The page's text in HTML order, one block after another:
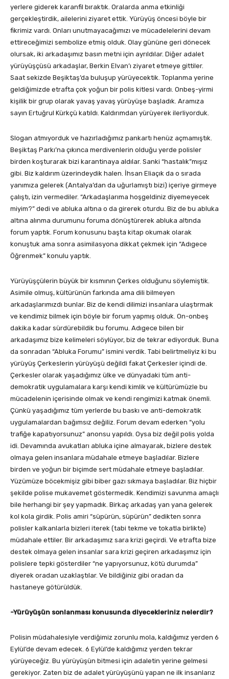
yerlere giderek karanfil bıraktık. Oralarda anma etkinliği
gerçekleştirdik, ailelerini ziyaret ettik. Yürüyüş öncesi böyle bir
fikrimiz vardı. Onları unutmayacağımızı ve mücadelelerini devam
ettireceğimizi sembolize etmiş olduk. Olay gününe geri dönecek
olursak, iki arkadaşımız basın metni için ayrıldılar. Diğer adalet
yürüyüşçüsü arkadaşlar, Berkin Elvan’ı ziyaret etmeye gittiler.
Saat sekizde Beşiktaş’da buluşup yürüyecektik. Toplanma yerine
geldiğimizde etrafta çok yoğun bir polis kitlesi vardı. Onbeş-yirmi
kişilik bir grup olarak yavaş yavaş yürüyüşe başladık. Aramıza
sayın Ertuğrul Kürkçü katıldı. Kaldırımdan yürüyerek ilerliyorduk.
Slogan atmıyorduk ve hazırladığımız pankartı henüz açmamıştık.
Beşiktaş Parkı’na çıkınca merdivenlerin olduğu yerde polisler
birden koşturarak bizi karantinaya aldılar. Sanki “hastalık”mışız
gibi. Biz kaldırım üzerindeydik halen. İhsan Eliaçık da o sırada
yanımıza gelerek (Antalya’dan da uğurlamıştı bizi) içeriye girmeye
çalıştı, izin vermediler. “Arkadaşlarıma hoşgeldiniz diyemeyecek
miyim?” dedi ve abluka altına o da girerek oturdu. Biz de bu abluka
altına alınma durumunu foruma dönüştürerek abluka altında
forum yaptık. Forum konusunu başta kitap okumak olarak
konuştuk ama sonra asimilasyona dikkat çekmek için “Adıgece
Öğrenmek” konulu yaptık.
Yürüyüşçülerin büyük bir kısmının Çerkes olduğunu söylemiştik.
Asimile olmuş, kültürünün farkında ama dili bilmeyen
arkadaşlarımızdı bunlar. Biz de kendi dilimizi insanlara ulaştırmak
ve kendimiz bilmek için böyle bir forum yapmış olduk. On-onbeş
dakika kadar sürdürebildik bu forumu. Adıgece bilen bir
arkadaşımız bize kelimeleri söylüyor, biz de tekrar ediyorduk. Buna
da sonradan “Abluka Forumu” ismini verdik. Tabi belirtmeliyiz ki bu
yürüyüş Çerkeslerin yürüyüşü değildi fakat Çerkesler içindi de.
Çerkesler olarak yaşadığımız ülke ve dünyadaki tüm anti-
demokratik uygulamalara karşı kendi kimlik ve kültürümüzle bu
mücadelenin içerisinde olmak ve kendi rengimizi katmak önemli.
Çünkü yaşadığımız tüm yerlerde bu baskı ve anti-demokratik
uygulamalardan bağımsız değiliz. Forum devam ederken “yolu
trafiğe kapatıyorsunuz” anonsu yapıldı. Oysa biz değil polis yolda
idi. Devamında avukatları abluka içine almayarak, bizlere destek
olmaya gelen insanlara müdahale etmeye başladılar. Bizlere
birden ve yoğun bir biçimde sert müdahale etmeye başladılar.
Yüzümüze böcekmişiz gibi biber gazı sıkmaya başladılar. Biz hiçbir
şekilde polise mukavemet göstermedik. Kendimizi savunma amaçlı
bile herhangi bir şey yapmadık. Birkaç arkadaş yan yana gelerek
kol kola girdik. Polis amiri “süpürün, süpürün” dedikten sonra
polisler kalkanlarla bizleri iterek (tabi tekme ve tokatla birlikte)
müdahale ettiler. Bir arkadaşımız sara krizi geçirdi. Ve etrafta bize
destek olmaya gelen insanlar sara krizi geçiren arkadaşımız için
polislere tepki gösterdiler “ne yapıyorsunuz, kötü durumda”
diyerek oradan uzaklaştılar. Ve bildiğiniz gibi oradan da
hastaneye götürüldük.
-Yürüyüşün sonlanması konusunda diyecekleriniz nelerdir?
Polisin müdahalesiyle verdiğimiz zorunlu mola, kaldığımız yerden 6
Eylül’de devam edecek. 6 Eylül’de kaldığımız yerden tekrar
yürüyeceğiz. Bu yürüyüşün bitmesi için adaletin yerine gelmesi
gerekiyor. Zaten biz de adalet yürüyüşünü yapan ne ilk insanlarız